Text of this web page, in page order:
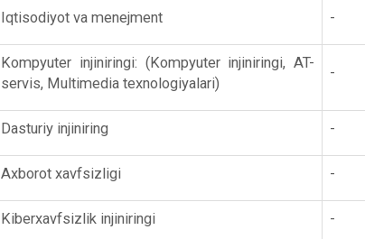
Iqtisodiyot va menejment -
Kompyuter injiniringi: (Kompyuter injiniringi, AT-
servis, Multimedia texnologiyalari)
-
Dasturiy injiniring -
Axborot xavfsizligi -
Kiberxavfsizlik injiniringi -